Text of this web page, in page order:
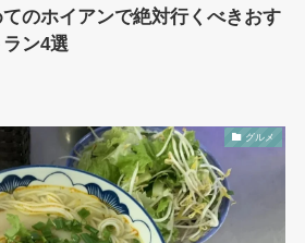
てのホイアンで絶対行くべきおす
ン4選
グルメ